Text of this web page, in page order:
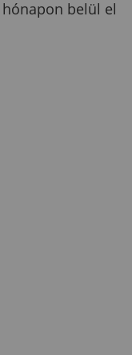
belül el